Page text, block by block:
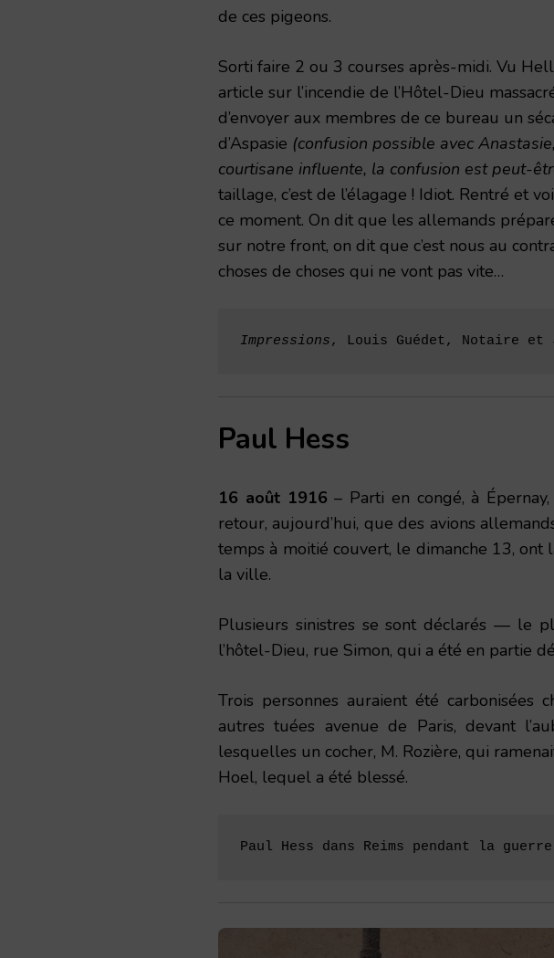
de ces pigeons.
Sorti faire 2 ou 3 courses après-midi. Vu
article sur l’incendie de l’Hôtel-Dieu
d’envoyer aux membres de ce bureau un
d’Aspasie (confusion possible avec
courtisane influente, la confusion est peut-
taillage, c’est de l’élagage ! Idiot. Rentré et
ce moment. On dit que les allemands
sur notre front, on dit que c’est nous au
choses de choses qui ne vont pas vite…
Impressions, Louis Guédet, Notaire et
Paul Hess
16 août 1916 – Parti en congé, à
retour, aujourd’hui, que des avions
temps à moitié couvert, le dimanche 13, ont
la ville.
Plusieurs sinistres se sont déclarés — le
l’hôtel-Dieu, rue Simon, qui a été en partie
Trois personnes auraient été carbonisées
autres tuées avenue de Paris, devant
lesquelles un cocher, M. Rozière, qui
Hoel, lequel a été blessé.
Paul Hess dans Reims pendant la